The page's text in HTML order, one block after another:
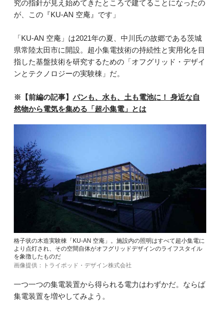
究の指針が見え始めてきたところで建てることになったの
が、この『KU-AN 空庵』です」
「KU-AN 空庵」は2021年の夏、中川氏の故郷である茨城
県常陸太田市に開設。超小集電技術の持続性と実用化を目
指した基盤技術を研究するための「オフグリッド・デザイ
ンとテクノロジーの実験棟」だ。
※【前編の記事】 パンも、水も、土も電池に！ 身近な自
然物から電気を集める「超小集電」とは
格子状の木造実験棟「KU-AN 空庵」。施設内の照明はすべて超小集電に
より点灯され、その空間自体がオフグリッドデザインのライフスタイル
を象徴したものだ
画像提供：トライポッド・デザイン株式会社
一つ一つの集電装置から得られる電力はわずかだ。ならば
集電装置を増やしてみよう。